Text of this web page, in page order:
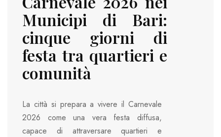
Municipi di Bari:
cinque giorni di
festa tra quartieri e
comunità
La città si prepara a vivere il Carnevale
2026 come una vera festa diffusa,
capace di attraversare quartieri e